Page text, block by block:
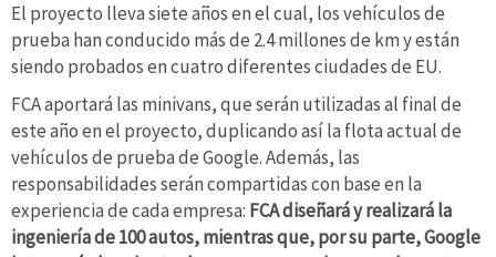
El proyecto lleva siete años en el cual, los vehículos de
prueba han conducido más de 2.4 millones de km y están
siendo probados en cuatro diferentes ciudades de EU.
FCA aportará las minivans, que serán utilizadas al final de
este año en el proyecto, duplicando así la flota actual de
vehículos de prueba de Google. Además, las
responsabilidades serán compartidas con base en la
experiencia de cada empresa: FCA diseñará y realizará la
ingeniería de 100 autos, mientras que, por su parte, Google